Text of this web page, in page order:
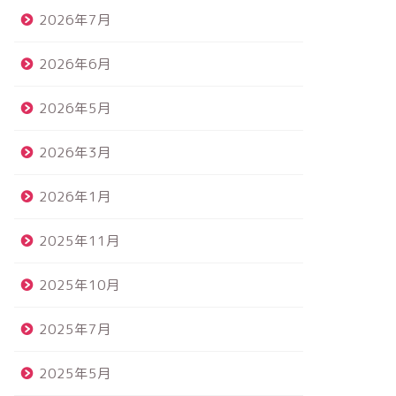
2026年7月
2026年6月
2026年5月
2026年3月
2026年1月
2025年11月
2025年10月
2025年7月
2025年5月